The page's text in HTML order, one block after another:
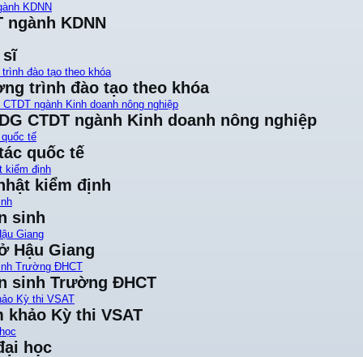
KDNN
ngành KDNN
sĩ
đào tạo theo khóa
trình đào tạo theo khóa
CTDT ngành Kinh doanh nông nghiệp
CTDT ngành Kinh doanh nông nghiệp
tế
quốc tế
kiểm định
kiểm định
sinh
Giang
Hậu Giang
Trường ĐHCT
sinh Trường ĐHCT
Kỳ thi VSAT
khảo Kỳ thi VSAT
học